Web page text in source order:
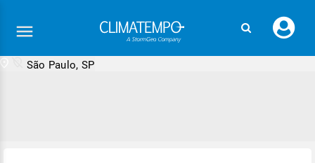
seu
São Paulo, SP